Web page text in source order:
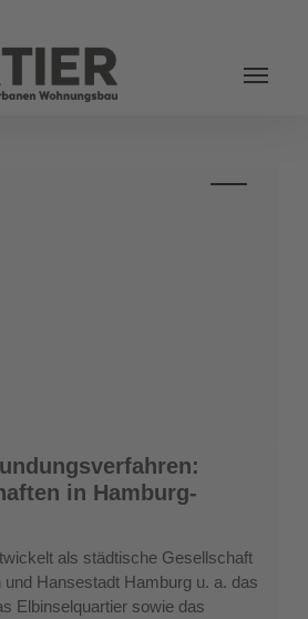
in Hamburg-
als städtische Gesellschaft
und Hansestadt Hamburg u. a. das
Elbinselquartier sowie das